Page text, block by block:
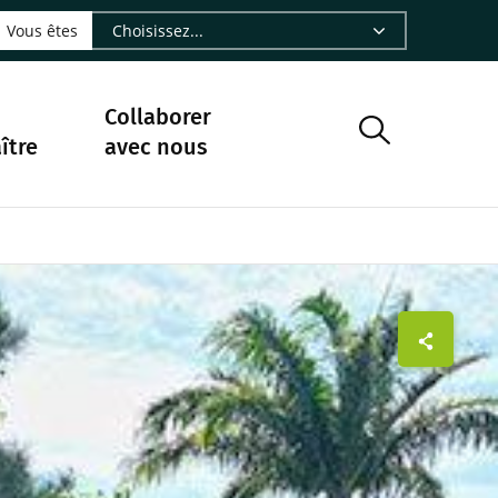
- CIRAD
Facebook - CIRAD
sur Instagram - CIRAD
sur Youtube - CIRAD
suivre sur Bluesky - CIRAD
Nourrir le vivant, le podcast du Cirad - CIRAD
Nous contacter par courriel - CIRAD
la page Flux RSS - CIRAD
Vous êtes
Collaborer
avec nous